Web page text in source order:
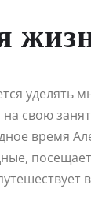
уделять
свою
время